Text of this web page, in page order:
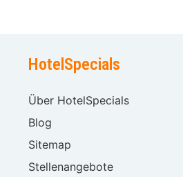
HotelSpecials
Über HotelSpecials
Blog
Sitemap
Stellenangebote